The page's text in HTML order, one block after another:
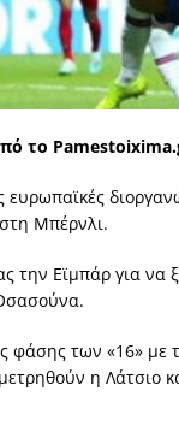
ΠΡΟΒΟΛΕΣ
ΠΑΡΕΜΒΑΣΕΙΣ
ΠΡΟΒΟΛΕΣ
ΑΝΑΓΝΩΣΕΙΣ
ΗΠΑ-Σαουδικής Αραβίας
Άτσεσον
το
Μπέρνλι.
την Εϊμπάρ για
φάσης των «16» με
η Λάτσιο